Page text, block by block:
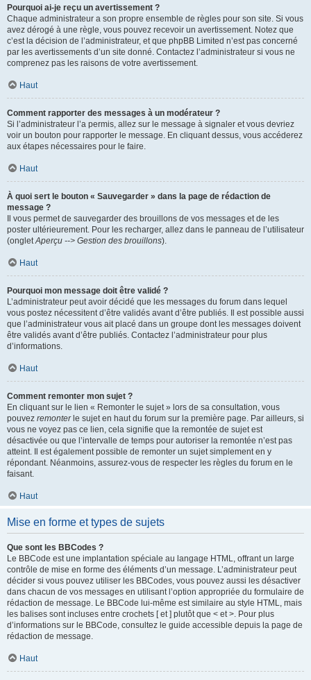
Pourquoi ai-je reçu un avertissement ?
Chaque administrateur a son propre ensemble de règles pour son site. Si vous
avez dérogé à une règle, vous pouvez recevoir un avertissement. Notez que
c’est la décision de l’administrateur, et que phpBB Limited n’est pas concerné
par les avertissements d’un site donné. Contactez l’administrateur si vous ne
comprenez pas les raisons de votre avertissement.
Haut
Comment rapporter des messages à un modérateur ?
Si l’administrateur l’a permis, allez sur le message à signaler et vous devriez
voir un bouton pour rapporter le message. En cliquant dessus, vous accéderez
aux étapes nécessaires pour le faire.
Haut
À quoi sert le bouton « Sauvegarder » dans la page de rédaction de
message ?
Il vous permet de sauvegarder des brouillons de vos messages et de les
poster ultérieurement. Pour les recharger, allez dans le panneau de l’utilisateur
(ongletAperçu --> Gestion des brouillons).
Haut
Pourquoi mon message doit être validé ?
L’administrateur peut avoir décidé que les messages du forum dans lequel
vous postez nécessitent d’être validés avant d’être publiés. Il est possible aussi
que l’administrateur vous ait placé dans un groupe dont les messages doivent
être validés avant d’être publiés. Contactez l’administrateur pour plus
d’informations.
Haut
Comment remonter mon sujet ?
En cliquant sur le lien « Remonter le sujet » lors de sa consultation, vous
pouvez remonterle sujet en haut du forum sur la première page. Par ailleurs, si
vous ne voyez pas ce lien, cela signifie que la remontée de sujet est
désactivée ou que l’intervalle de temps pour autoriser la remontée n’est pas
atteint. Il est également possible de remonter un sujet simplement en y
répondant. Néanmoins, assurez-vous de respecter les règles du forum en le
faisant.
Haut
Mise en forme et types de sujets
Que sont les BBCodes ?
Le BBCode est une implantation spéciale au langage HTML, offrant un large
contrôle de mise en forme des éléments d’un message. L’administrateur peut
décider si vous pouvez utiliser les BBCodes, vous pouvez aussi les désactiver
dans chacun de vos messages en utilisant l’option appropriée du formulaire de
rédaction de message. Le BBCode lui-même est similaire au style HTML, mais
les balises sont incluses entre crochets [ et ] plutôt que < et >. Pour plus
d’informations sur le BBCode, consultez le guide accessible depuis la page de
rédaction de message.
Haut